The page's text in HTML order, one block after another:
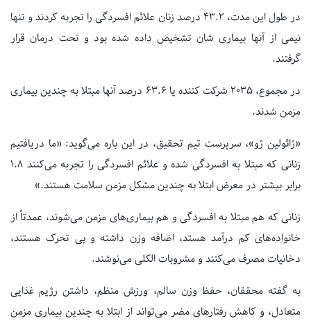
در طول این مدت، ۴۳.۲ درصد زنان علائم افسردگی را تجربه کردند و تنها
نیمی از آنها بیماری شان تشخیص داده شده بود و تحت درمان قرار
گرفتند.
در مجموع، ۲۰۳۵ شرکت کننده یا ۶۳.۶ درصد آنها مبتلا به چندین بیماری
مزمن شدند.
«ژائولین ژو»، سرپرست تیم تحقیق، در این باره می‌گوید: «ما دریافتیم
زنانی که مبتلا به افسردگی شده و علائم افسردگی را تجربه می‌کنند ۱.۸
برابر بیشتر در معرض ابتلا به چندین مشکل مزمن سلامت هستند.»
زنانی که هم مبتلا به افسردگی و هم بیماری‌های مزمن می‌شوند، عمدتاً از
خانواده‌های کم درآمد هستد، اضافه وزن داشته و بی تحرک هستند،
دخانیات مصرف می‌کنند و مشروبات الکلی می‌نوشند.
به گفته محققان، حفظ وزن سالم، ورزش منظم، داشتن رژیم غذایی
متعادل، و کاهش رفتارهای مضر می‌تواند از ابتلا به چندین بیماری مزمن